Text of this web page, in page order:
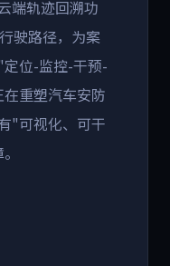
端轨迹回溯功
驶路径，为案
定位-监控-干预-
重塑汽车安防
"可视化、可干